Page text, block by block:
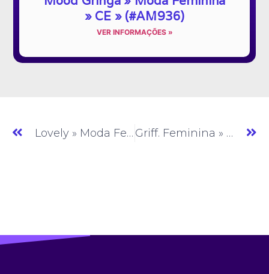
» CE » (#AM936)
VER INFORMAÇÕES »
Lovely » Moda Feminina » CE » (#AM278) Griff. Feminina » Moda Feminina » CE » (#AM280)